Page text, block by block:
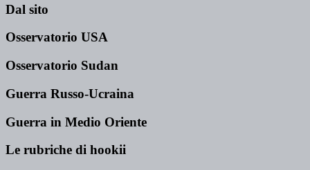
Dal sito
Osservatorio USA
Osservatorio Sudan
Guerra Russo-Ucraina
Guerra in Medio Oriente
Le rubriche di hookii